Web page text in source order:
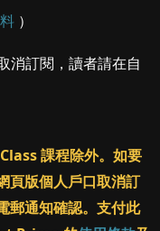
）
消訂閱，讀者請在自
課程除外。如要
頁版個人戶口取消訂
郵通知確認。支付此